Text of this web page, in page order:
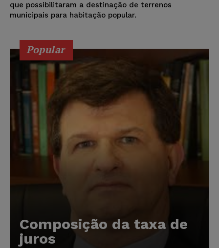
que possibilitaram a destinação de terrenos
municipais para habitação popular.
Popular
Composição da taxa de
juros